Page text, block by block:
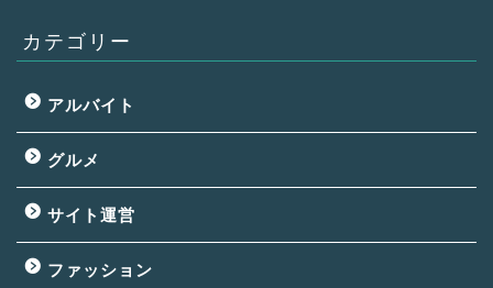
カテゴリー
アルバイト
グルメ
サイト運営
ファッション